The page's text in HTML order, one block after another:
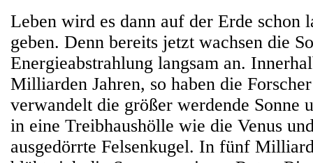
Leben wird es dann auf der Erde schon
geben. Denn bereits jetzt wachsen die
Energieabstrahlung langsam an.
Milliarden Jahren, so haben die
verwandelt die größer werdende Sonne
in eine Treibhaushölle wie die Venus
ausgedörrte Felsenkugel. In fünf